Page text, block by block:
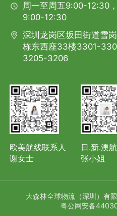
周一至周五9:00-12:30
9:00-12:30
深圳龙岗区坂田街道雪
栋东西座33楼3301-
3205-3206
欧美航线联系人
谢女士
日.新.澳
张小姐
大森林全球物流（深圳）有
粤公网安备